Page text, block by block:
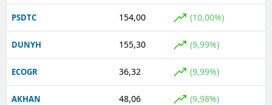
PSDTC 154,00 (10,00%)
DUNYH 155,30 (9,99%)
ECOGR 36,32 (9,99%)
AKHAN 48,06 (9,98%)